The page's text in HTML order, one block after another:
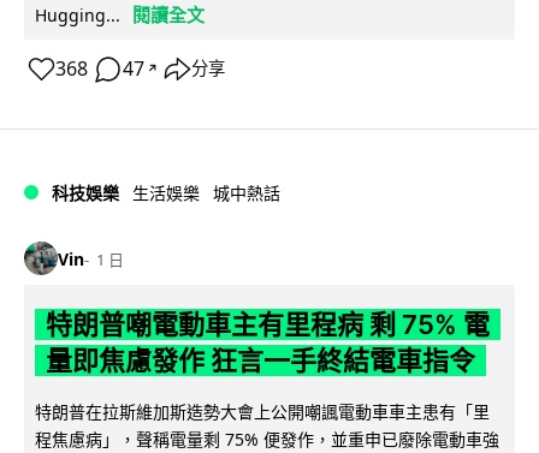
Hugging...
閱讀全文
368 47 ↗ 分享
科技娛樂 生活娛樂 城中熱話
Vin 1 日
特朗普嘲電動車主有里程病 剩 75% 電
量即焦慮發作 狂言一手終結電車指令
特朗普在拉斯維加斯造勢大會上公開嘲諷電動車車主患有「里
程焦慮病」，聲稱電量剩 75% 便發作，並重申已廢除電動車強